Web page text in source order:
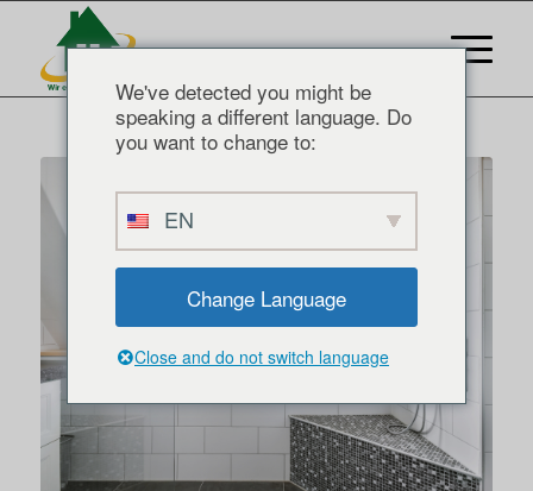
We've detected you might be
speaking a different language. Do
you want to change to:
EN
Change Language
Close and do not switch language